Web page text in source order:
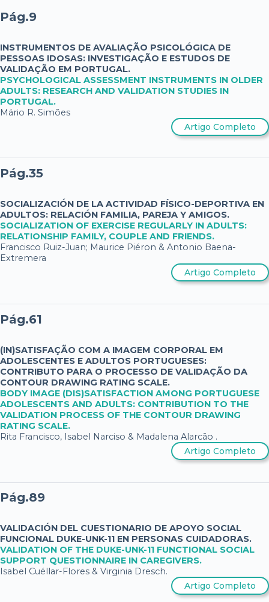
Pág.9
INSTRUMENTOS DE AVALIAÇÃO PSICOLÓGICA DE
PESSOAS IDOSAS: INVESTIGAÇÃO E ESTUDOS DE
VALIDAÇÃO EM PORTUGAL.
PSYCHOLOGICAL ASSESSMENT INSTRUMENTS IN OLDER
ADULTS: RESEARCH AND VALIDATION STUDIES IN
PORTUGAL.
Mário R. Simões
Artigo Completo
Pág.35
SOCIALIZACIÓN DE LA ACTIVIDAD FÍSICO-DEPORTIVA EN
ADULTOS: RELACIÓN FAMILIA, PAREJA Y AMIGOS.
SOCIALIZATION OF EXERCISE REGULARLY IN ADULTS:
RELATIONSHIP FAMILY, COUPLE AND FRIENDS.
Francisco Ruiz-Juan; Maurice Piéron & Antonio Baena-
Extremera
Artigo Completo
Pág.61
(IN)SATISFAÇÃO COM A IMAGEM CORPORAL EM
ADOLESCENTES E ADULTOS PORTUGUESES:
CONTRIBUTO PARA O PROCESSO DE VALIDAÇÃO DA
CONTOUR DRAWING RATING SCALE.
BODY IMAGE (DIS)SATISFACTION AMONG PORTUGUESE
ADOLESCENTS AND ADULTS: CONTRIBUTION TO THE
VALIDATION PROCESS OF THE CONTOUR DRAWING
RATING SCALE.
Rita Francisco, Isabel Narciso & Madalena Alarcão .
Artigo Completo
Pág.89
VALIDACIÓN DEL CUESTIONARIO DE APOYO SOCIAL
FUNCIONAL DUKE-UNK-11 EN PERSONAS CUIDADORAS.
VALIDATION OF THE DUKE-UNK-11 FUNCTIONAL SOCIAL
SUPPORT QUESTIONNAIRE IN CAREGIVERS.
Isabel Cuéllar-Flores & Virginia Dresch.
Artigo Completo